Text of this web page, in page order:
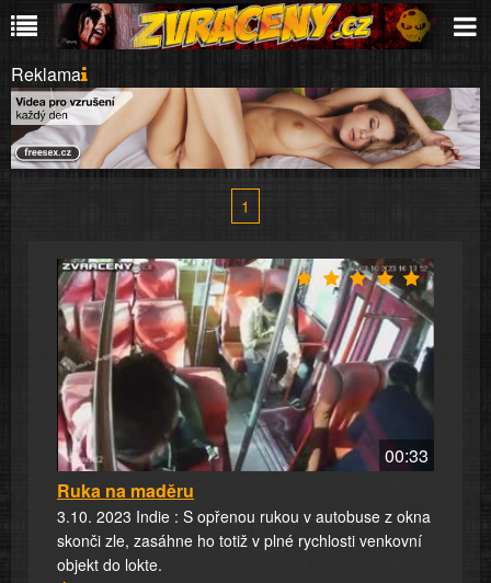
Reklama
1
00:33
Ruka na maděru
3.10. 2023 Indie : S opřenou rukou v autobuse z okna
skonči zle, zasáhne ho totiž v plné rychlosti venkovní
objekt do lokte.